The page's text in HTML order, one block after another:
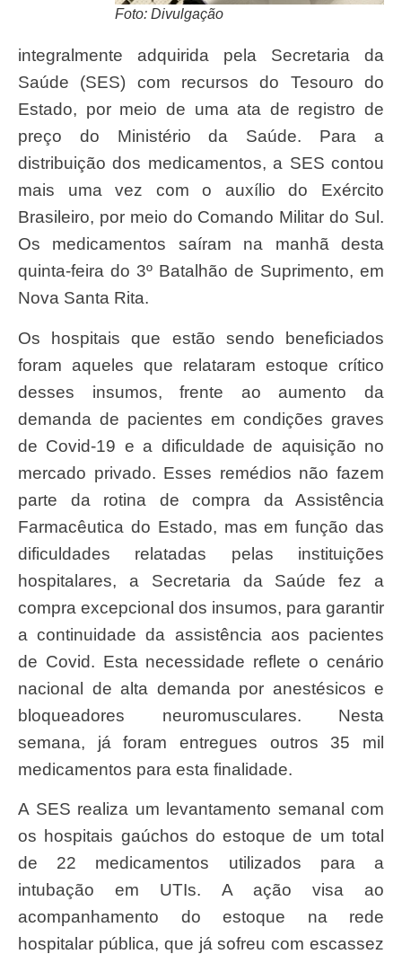
Foto: Divulgação
integralmente adquirida pela Secretaria da
Saúde (SES) com recursos do Tesouro do
Estado, por meio de uma ata de registro de
preço do Ministério da Saúde. Para a
distribuição dos medicamentos, a SES contou
mais uma vez com o auxílio do Exército
Brasileiro, por meio do Comando Militar do Sul.
Os medicamentos saíram na manhã desta
quinta-feira do 3º Batalhão de Suprimento, em
Nova Santa Rita.
Os hospitais que estão sendo beneficiados
foram aqueles que relataram estoque crítico
desses insumos, frente ao aumento da
demanda de pacientes em condições graves
de Covid-19 e a dificuldade de aquisição no
mercado privado. Esses remédios não fazem
parte da rotina de compra da Assistência
Farmacêutica do Estado, mas em função das
dificuldades relatadas pelas instituições
hospitalares, a Secretaria da Saúde fez a
compra excepcional dos insumos, para garantir
a continuidade da assistência aos pacientes
de Covid. Esta necessidade reflete o cenário
nacional de alta demanda por anestésicos e
bloqueadores neuromusculares. Nesta
semana, já foram entregues outros 35 mil
medicamentos para esta finalidade.
A SES realiza um levantamento semanal com
os hospitais gaúchos do estoque de um total
de 22 medicamentos utilizados para a
intubação em UTIs. A ação visa ao
acompanhamento do estoque na rede
hospitalar pública, que já sofreu com escassez